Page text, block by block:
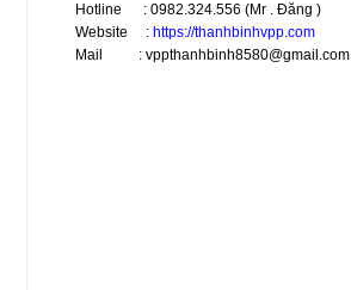
Hotline : 0982.324.556 (Mr . Đăng )
Website : https://thanhbinhvpp.com
Mail : vppthanhbinh8580@gmail.com